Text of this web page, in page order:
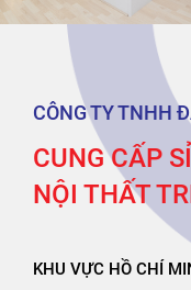
CÔNG TY TNHH
CUNG CẤP
NỘI THẤT
KHU VỰC HỒ CHÍ